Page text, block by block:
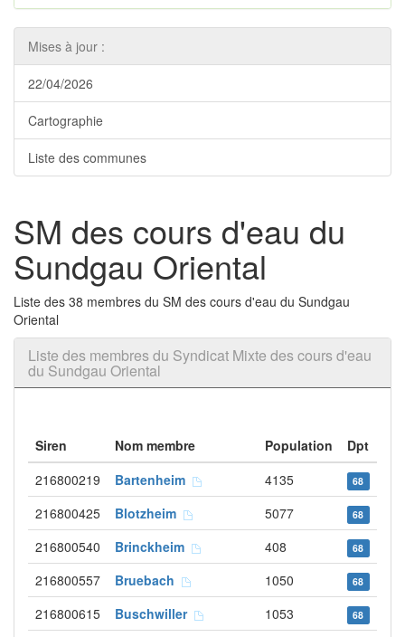
Mises à jour :
22/04/2026
Cartographie
Liste des communes
SM des cours d'eau du
Sundgau Oriental
Liste des 38 membres du SM des cours d'eau du Sundgau
Oriental
Liste des membres du Syndicat Mixte des cours d'eau
du Sundgau Oriental
Siren Nom membre Population
Dpt
216800219
Bartenheim 4135 68
216800425 Blotzheim 5077 68
216800540 Brinckheim 408 68
216800557 Bruebach 1050 68
216800615 Buschwiller 1053 68